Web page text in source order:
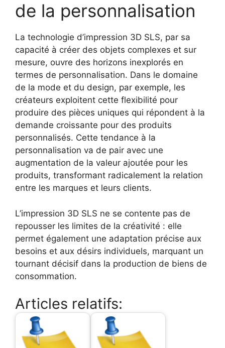
de la personnalisation
La technologie d’impression 3D SLS, par sa
capacité à créer des objets complexes et sur
mesure, ouvre des horizons inexplorés en
termes de personnalisation. Dans le domaine
de la mode et du design, par exemple, les
créateurs exploitent cette flexibilité pour
produire des pièces uniques qui répondent à la
demande croissante pour des produits
personnalisés. Cette tendance à la
personnalisation va de pair avec une
augmentation de la valeur ajoutée pour les
produits, transformant radicalement la relation
entre les marques et leurs clients.
L’impression 3D SLS ne se contente pas de
repousser les limites de la créativité : elle
permet également une adaptation précise aux
besoins et aux désirs individuels, marquant un
tournant décisif dans la production de biens de
consommation.
Articles relatifs: